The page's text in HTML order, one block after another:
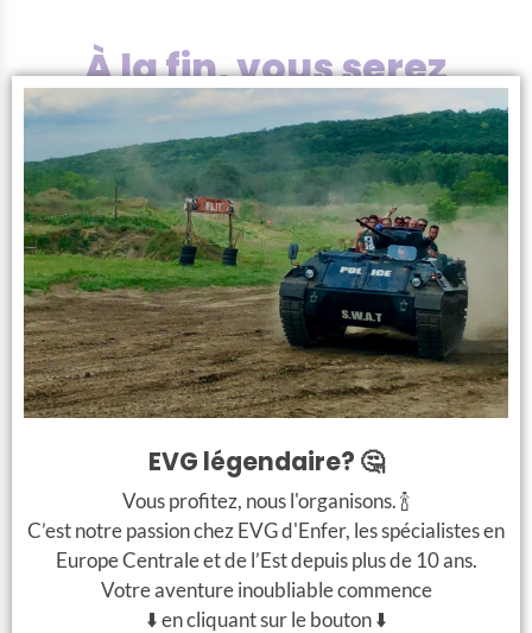
À la fin, vous serez
absolument soulagés!
EVG légendaire? 🤔
Vous profitez, nous l'organisons. 🍾
C’est notre passion chez EVG d'Enfer, les spécialistes en
Europe Centrale et de l’Est depuis plus de 10 ans.
Votre aventure inoubliable commence
⬇️ en cliquant sur le bouton ⬇️